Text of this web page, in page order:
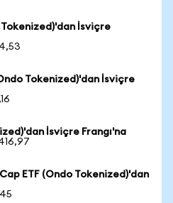
İsviçre
Tokenized)'dan İsviçre
İsviçre Frangı'na
ETF (Ondo Tokenized)'dan